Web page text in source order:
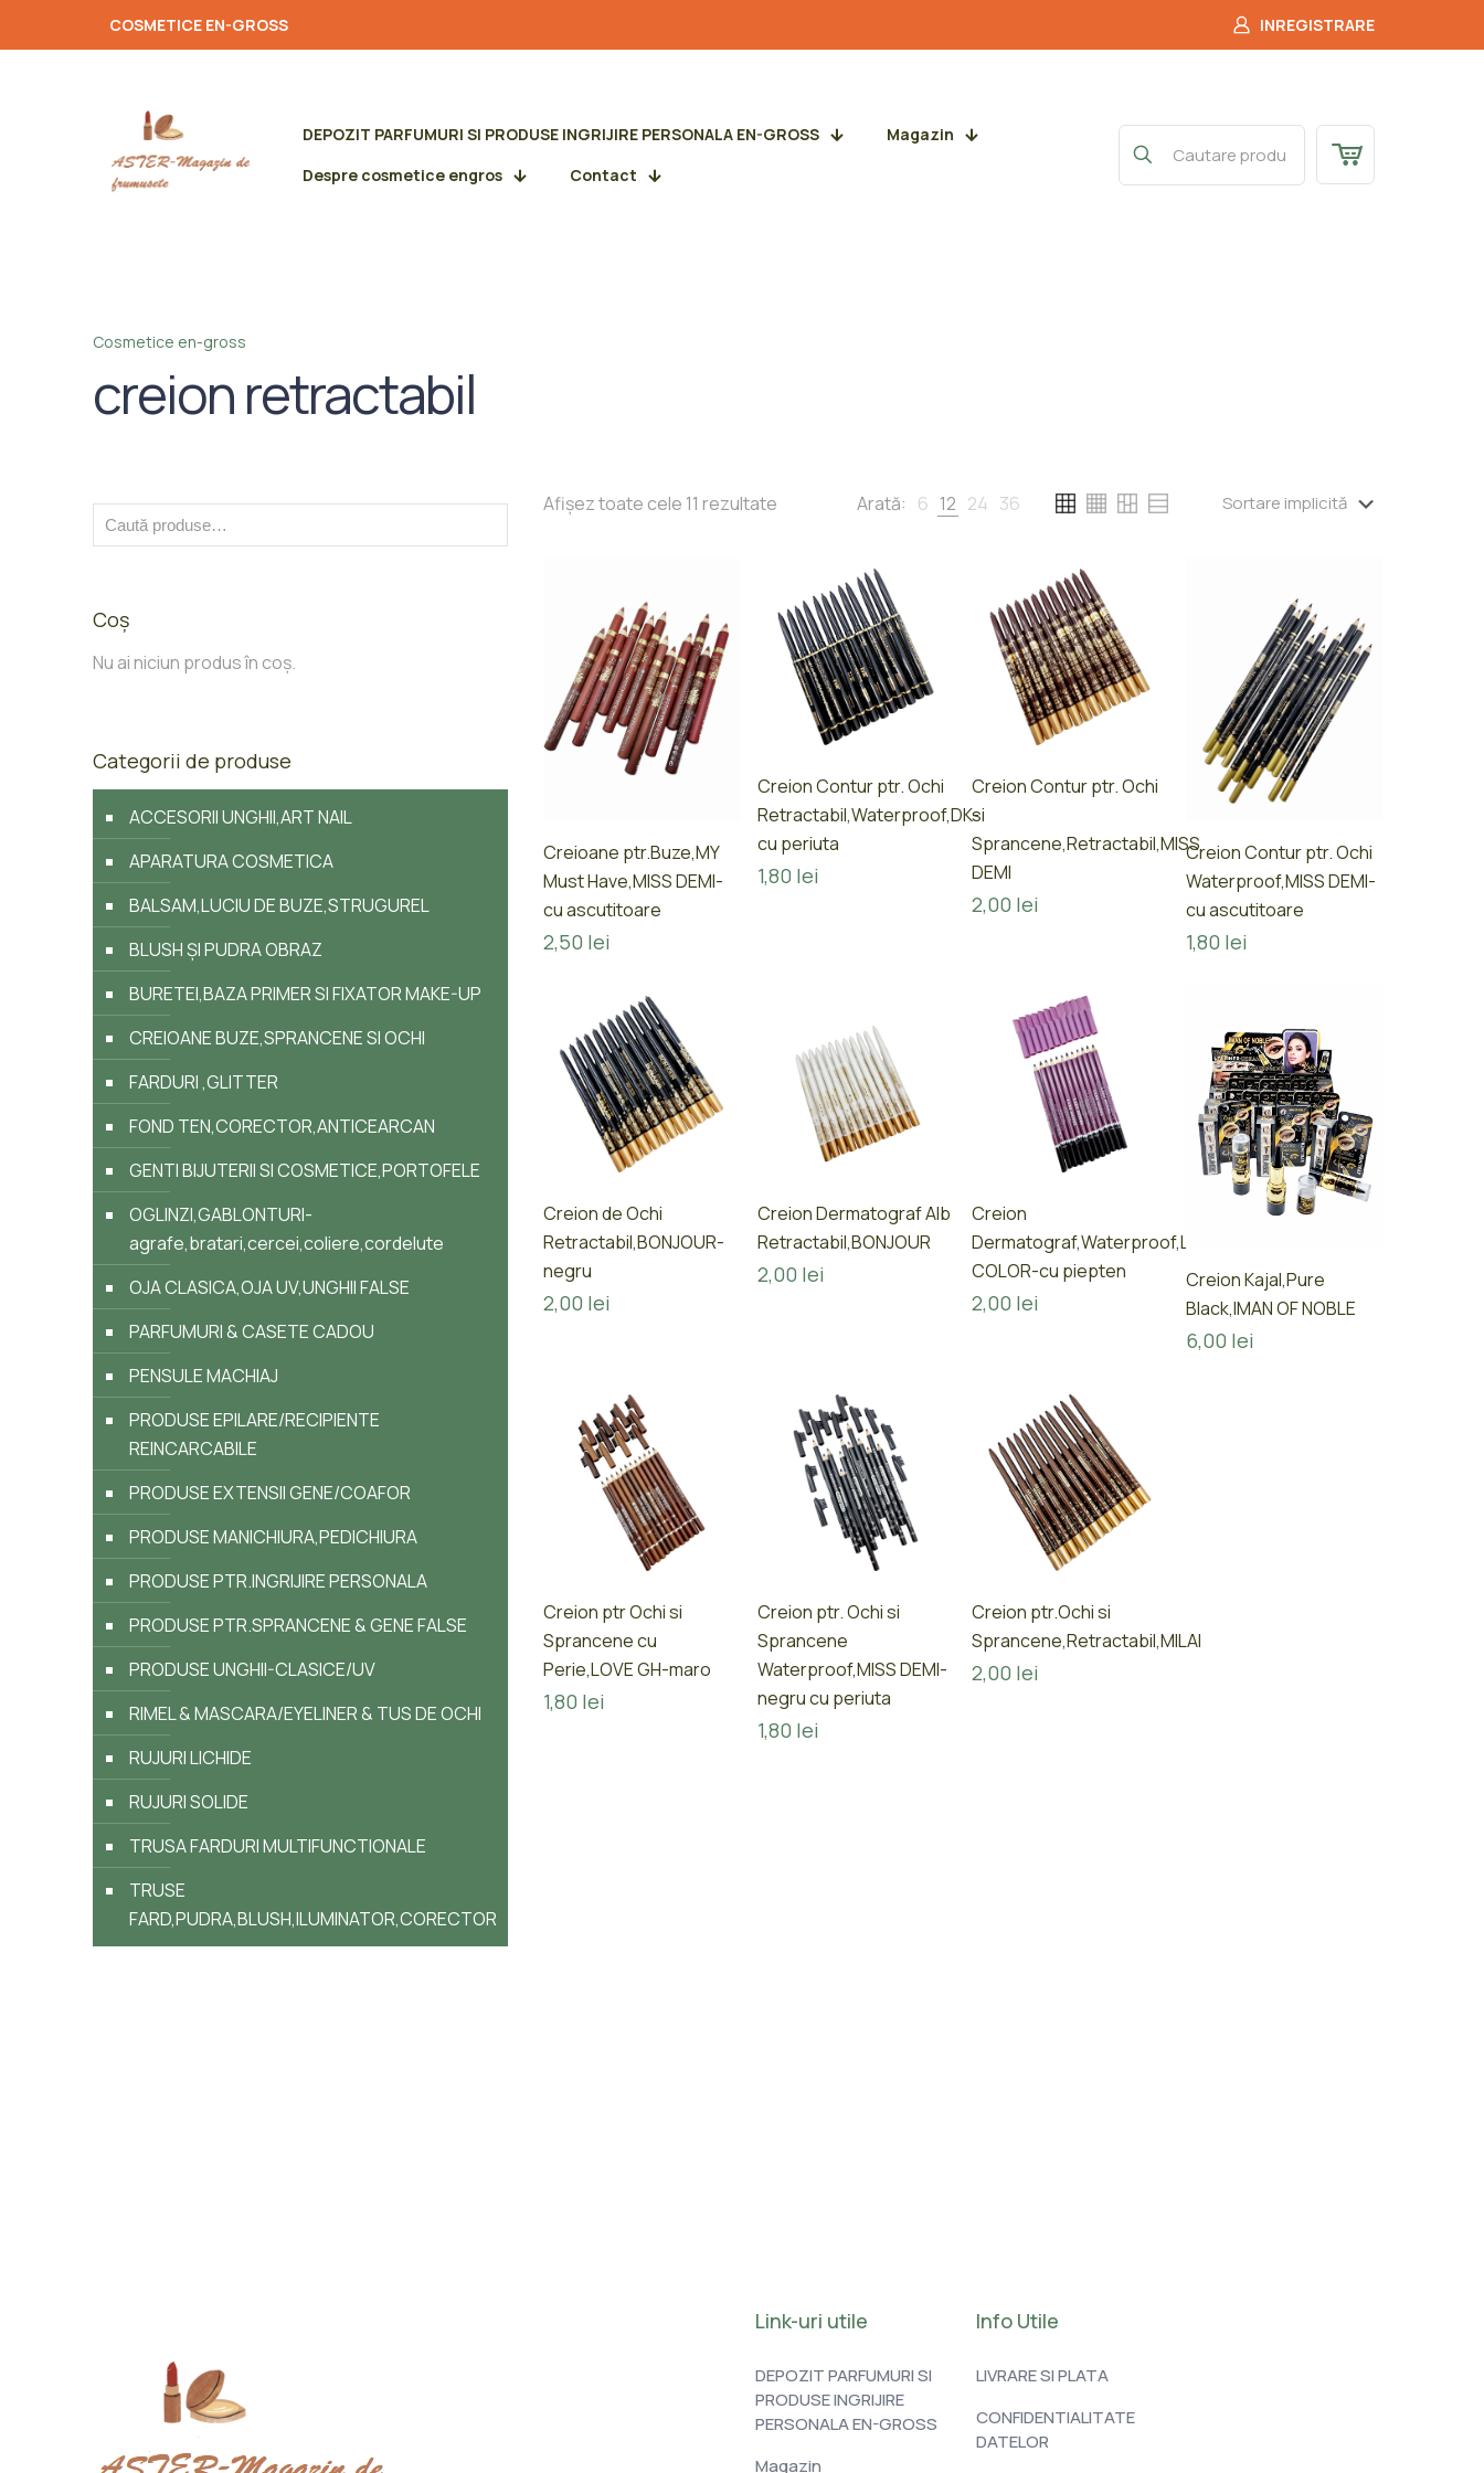
COSMETICE EN-GROSS INREGISTRARE
DEPOZIT PARFUMURI SI PRODUSE INGRIJIRE PERSONALA EN-GROSS
Magazin
Despre cosmetice engros
Contact
Cosmetice en-gross
creion retractabil
Coș
Nu ai niciun produs în coș.
Categorii de produse
ACCESORII UNGHII,ART NAIL
APARATURA COSMETICA
BALSAM,LUCIU DE BUZE,STRUGUREL
BLUSH ȘI PUDRA OBRAZ
BURETEI,BAZA PRIMER SI FIXATOR MAKE-UP
CREIOANE BUZE,SPRANCENE SI OCHI
FARDURI ,GLITTER
FOND TEN,CORECTOR,ANTICEARCAN
GENTI BIJUTERII SI COSMETICE,PORTOFELE
OGLINZI,GABLONTURI-
agrafe,bratari,cercei,coliere,cordelute
OJA CLASICA,OJA UV,UNGHII FALSE
PARFUMURI & CASETE CADOU
PENSULE MACHIAJ
PRODUSE EPILARE/RECIPIENTE
REINCARCABILE
PRODUSE EXTENSII GENE/COAFOR
PRODUSE MANICHIURA,PEDICHIURA
PRODUSE PTR.INGRIJIRE PERSONALA
PRODUSE PTR.SPRANCENE & GENE FALSE
PRODUSE UNGHII-CLASICE/UV
RIMEL & MASCARA/EYELINER & TUS DE OCHI
RUJURI LICHIDE
RUJURI SOLIDE
TRUSA FARDURI MULTIFUNCTIONALE
TRUSE
FARD,PUDRA,BLUSH,ILUMINATOR,CORECTOR
Afișez toate cele 11 rezultate Arată: 6 12 24 36
Creioane ptr.Buze,MY
Must Have,MISS DEMI-
cu ascutitoare
2,50 lei
Creion Contur ptr. Ochi
Retractabil,Waterproof,DK-
cu periuta
1,80 lei
Creion Contur ptr. Ochi
si
Sprancene,Retractabil,MISS
DEMI
2,00 lei
Creion Contur ptr. Ochi
Waterproof,MISS DEMI-
cu ascutitoare
1,80 lei
Creion de Ochi
Retractabil,BONJOUR-
negru
2,00 lei
Creion Dermatograf Alb
Retractabil,BONJOUR
2,00 lei
Creion
Dermatograf,Waterproof,LADY
COLOR-cu piepten
2,00 lei
Creion Kajal,Pure
Black,IMAN OF NOBLE
6,00 lei
Creion ptr Ochi si
Sprancene cu
Perie,LOVE GH-maro
1,80 lei
Creion ptr. Ochi si
Sprancene
Waterproof,MISS DEMI-
negru cu periuta
1,80 lei
Creion ptr.Ochi si
Sprancene,Retractabil,MILAI
2,00 lei
Link-uri utile
DEPOZIT PARFUMURI SI
PRODUSE INGRIJIRE
PERSONALA EN-GROSS
Magazin
Info Utile
LIVRARE SI PLATA
CONFIDENTIALITATE
DATELOR